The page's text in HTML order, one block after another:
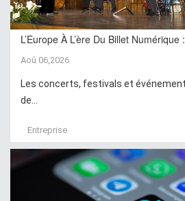
L’Europe À L’ère Du Billet
Aoû 06,2026
Les concerts, festivals et
de...
Entreprise